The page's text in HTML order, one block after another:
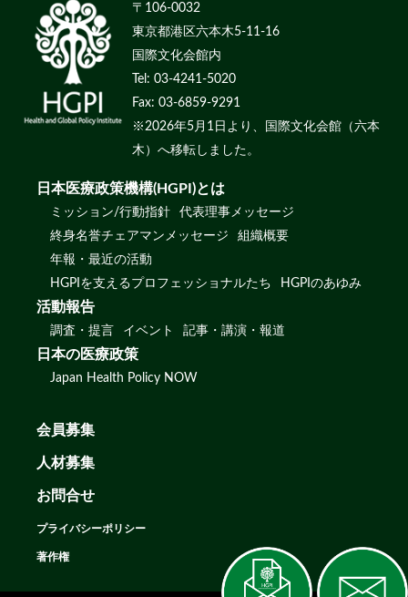
〒106-0032
東京都港区六本木5-11-16
国際文化会館内
Tel: 03-4241-5020
Fax: 03-6859-9291
※2026年5月1日より、国際文化会館（六本
木）へ移転しました。
日本医療政策機構(HGPI)とは
ミッション/行動指針
代表理事メッセージ
終身名誉チェアマンメッセージ
組織概要
年報・最近の活動
HGPIを支えるプロフェッショナルたち
HGPIのあゆみ
活動報告
調査・提言 イベント 記事・講演・報道
日本の医療政策
Japan Health Policy NOW
会員募集
人材募集
お問合せ
プライバシーポリシー
著作権